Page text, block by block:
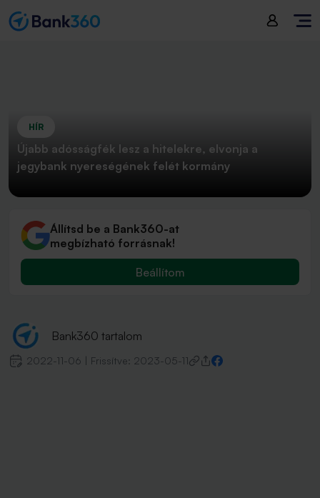
HÍR
Újabb adósságfék lesz a hitelekre, elvonja a
jegybank nyereségének felét kormány
Állítsd be a Bank360-at
megbízható forrásnak!
Beállítom
Bank360 tartalom
2022-11-06 Frissítve: 2023-05-11